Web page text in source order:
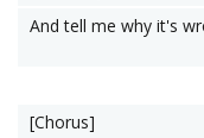
And tell me why it's
[Chorus]